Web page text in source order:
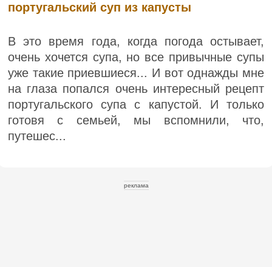
португальский суп из капусты
В это время года, когда погода остывает,
очень хочется супа, но все привычные супы
уже такие приевшиеся... И вот однажды мне
на глаза попался очень интересный рецепт
португальского супа с капустой. И только
готовя с семьей, мы вспомнили, что,
путешес...
реклама